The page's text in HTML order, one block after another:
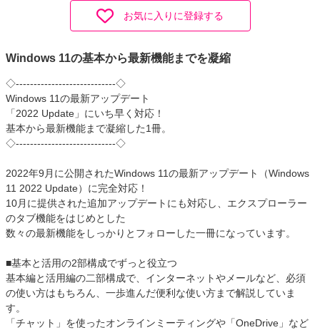
お気に入りに登録する
Windows 11の基本から最新機能までを凝縮
◇----------------------------◇
Windows 11の最新アップデート
「2022 Update」にいち早く対応！
基本から最新機能まで凝縮した1冊。
◇----------------------------◇
2022年9月に公開されたWindows 11の最新アップデート（Windows
11 2022 Update）に完全対応！
10月に提供された追加アップデートにも対応し、エクスプローラー
のタブ機能をはじめとした
数々の最新機能をしっかりとフォローした一冊になっています。
■基本と活用の2部構成でずっと役立つ
基本編と活用編の二部構成で、インターネットやメールなど、必須
の使い方はもちろん、一歩進んだ便利な使い方まで解説していま
す。
「チャット」を使ったオンラインミーティングや「OneDrive」など